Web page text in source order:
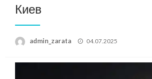
Киев
admin_zarata
Posted
04.07.2025